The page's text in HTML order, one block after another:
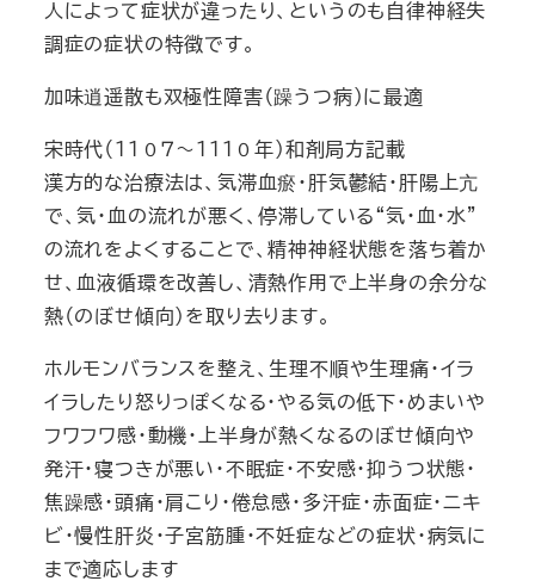
人によって症状が違ったり、というのも自律神経失
調症の症状の特徴です。
加味逍遥散も双極性障害（躁うつ病)に最適
宋時代（１１０７～１１１０年）和剤局方記載
漢方的な治療法は、気滞血瘀・肝気鬱結・肝陽上亢
で、気・血の流れが悪く、停滞している“気・血・水”
の流れをよくすることで、精神神経状態を落ち着か
せ、血液循環を改善し、清熱作用で上半身の余分な
熱（のぼせ傾向）を取り去ります。
ホルモンバランスを整え、生理不順や生理痛・イラ
イラしたり怒りっぽくなる・やる気の低下・めまいや
フワフワ感・動機・上半身が熱くなるのぼせ傾向や
発汗・寝つきが悪い・不眠症・不安感・抑うつ状態・
焦躁感・頭痛・肩こり・倦怠感・多汗症・赤面症・ニキ
ビ・慢性肝炎・子宮筋腫・不妊症などの症状・病気に
まで適応します